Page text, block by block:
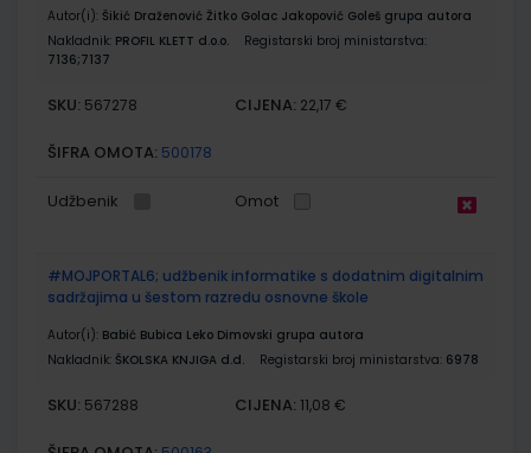
Autor(i): Šikić Draženović Žitko Golac Jakopović Goleš grupa autora
Nakladnik: PROFIL KLETT d.o.o.
Registarski broj ministarstva:
7136;7137
SKU: 567278 CIJENA: 22,17 €
ŠIFRA OMOTA: 500178
Udžbenik Omot
#MOJPORTAL6; udžbenik informatike s dodatnim digitalnim
sadržajima u šestom razredu osnovne škole
Autor(i): Babić Bubica Leko Dimovski grupa autora
Nakladnik: ŠKOLSKA KNJIGA d.d. Registarski broj ministarstva: 6978
SKU: 567288 CIJENA: 11,08 €